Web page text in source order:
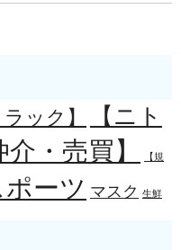
ラック】
【ニト
介・売買】 【規
ポーツ マスク 生鮮